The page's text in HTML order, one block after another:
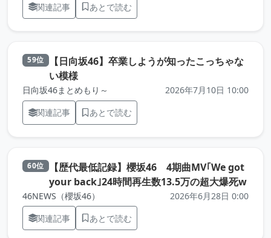
関連記事
あとで読む
59位
【日向坂46】卒業しようが知ったこっちゃな
い模様（元記事を新しいタブで開きます）
日向坂46まとめもり～
2026年7月10日 10:00
関連記事
あとで読む
60位
【歴代最低記録】櫻坂46 4期曲MV｢We got
your back｣24時間再生数13.5万の超大爆死w（元
46NEWS（櫻坂46）
2026年6月28日 0:00
関連記事
あとで読む